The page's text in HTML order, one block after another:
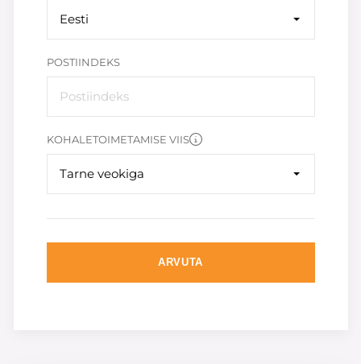
Eesti
POSTIINDEKS
KOHALETOIMETAMISE VIIS
Tarne veokiga
ARVUTA